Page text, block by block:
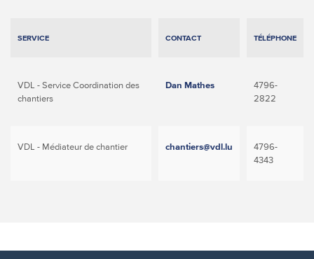
SERVICE CONTACT TÉLÉPHONE
VDL - Service Coordination des
chantiers
Dan Mathes
4796-
2822
VDL - Médiateur de chantier chantiers@vdl.lu
4796-
4343